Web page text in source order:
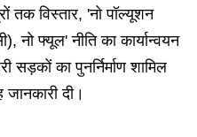
तक विस्तार, 'नो पॉल्यूशन
नो फ्यूल' नीति का कार्यान्वयन
का पुनर्निर्माण शामिल
दी।